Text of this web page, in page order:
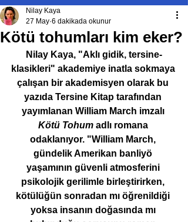
Kötü tohumları kim eker?
Nilay Kaya
27 May 6 dakikada okunur
Nilay Kaya, "Aklı gidik, tersine-
klasikleri" akademiye inatla sokmaya
çalışan bir akademisyen olarak bu
yazıda Tersine Kitap tarafından
yayımlanan William March imzalı
Kötü Tohum adlı romana
odaklanıyor. "William March,
gündelik Amerikan banliyö
yaşamının güvenli atmosferini
psikolojik gerilimle birleştirirken,
kötülüğün sonradan mı öğrenildiği
yoksa insanın doğasında mı